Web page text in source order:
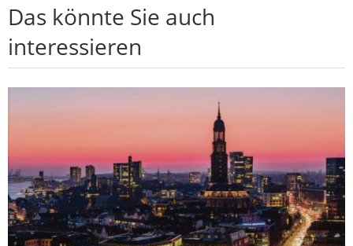
Das könnte Sie auch
interessieren